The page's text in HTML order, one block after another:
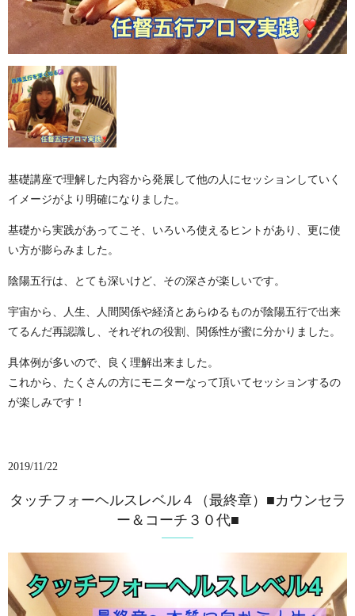
基礎講座で理解した内容から発展して他の人にセッションしていく
イメージがより明確になりました。
基礎から実践があってこそ、いろいろ使えるヒントがあり、更に使
い方が膨らみました。
陰陽五行は、とても深いけど、その深さが楽しいです。
宇宙から、人生、人間関係や経済とあらゆるものが陰陽五行で出来
てるんだ再認識し、それぞれの役割、関係性が蜜に分かりました。
具体例が多いので、良く理解出来ました。
これから、たくさんの方にモニターなって頂いてセッションするの
が楽しみです！
2019/11/22
タッチフォーヘルスレベル４（最終章）■カウンセラ
ー＆コーチ３０代■